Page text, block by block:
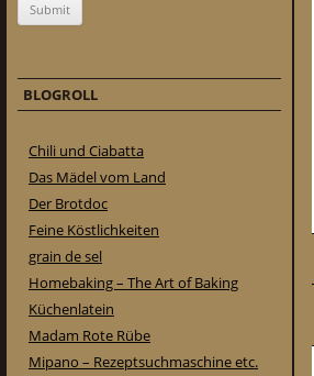
BLOGROLL
Chili und Ciabatta
Das Mädel vom Land
Der Brotdoc
Feine Köstlichkeiten
grain de sel
Homebaking – The Art of Baking
Küchenlatein
Madam Rote Rübe
Mipano – Rezeptsuchmaschine etc.